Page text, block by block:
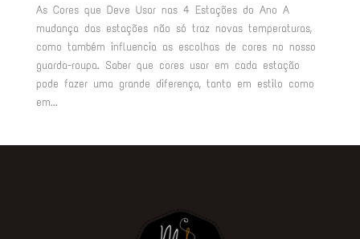
As Cores que Deve Usar nas 4 Estações do Ano A
mudança das estações não só traz novas temperaturas,
como também influencia as escolhas de cores no nosso
guarda-roupa. Saber que cores usar em cada estação
pode fazer uma grande diferença, tanto em estilo como
em...